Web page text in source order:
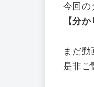
今回の
【分
まだ
是非ご